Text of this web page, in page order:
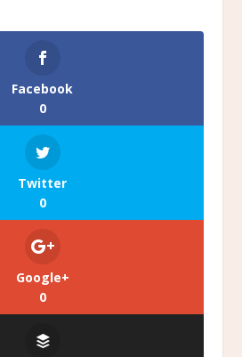
Facebook
0
Twitter
0
Google+
0